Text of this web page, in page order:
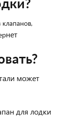
нет
может
для лодки